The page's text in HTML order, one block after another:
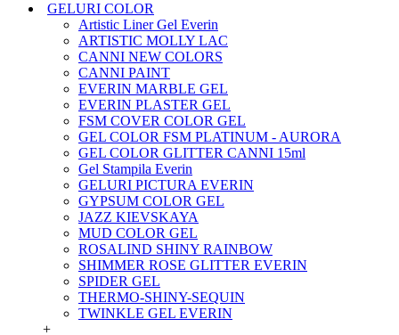
GELURI COLOR
Artistic Liner Gel Everin
ARTISTIC MOLLY LAC
CANNI NEW COLORS
CANNI PAINT
EVERIN MARBLE GEL
EVERIN PLASTER GEL
FSM COVER COLOR GEL
GEL COLOR FSM PLATINUM - AURORA
GEL COLOR GLITTER CANNI 15ml
Gel Stampila Everin
GELURI PICTURA EVERIN
GYPSUM COLOR GEL
JAZZ KIEVSKAYA
MUD COLOR GEL
ROSALIND SHINY RAINBOW
SHIMMER ROSE GLITTER EVERIN
SPIDER GEL
THERMO-SHINY-SEQUIN
TWINKLE GEL EVERIN
+